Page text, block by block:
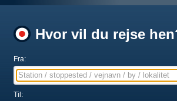
Hvor vil du rejse
Fra:
Station / stoppested / vejnavn / by / lokalitet
Til: